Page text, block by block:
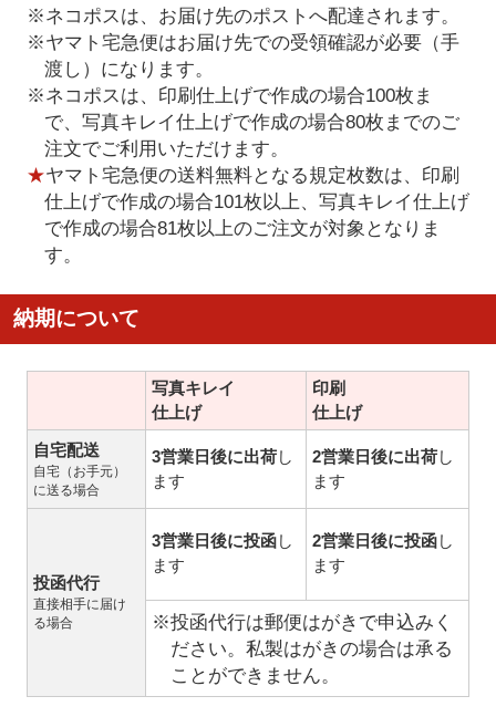
※ネコポスは、お届け先のポストへ配達されます。
※ヤマト宅急便はお届け先での受領確認が必要（手
渡し）になります。
※ネコポスは、印刷仕上げで作成の場合100枚ま
で、写真キレイ仕上げで作成の場合80枚までのご
注文でご利用いただけます。
★ヤマト宅急便の送料無料となる規定枚数は、印刷
仕上げで作成の場合101枚以上、写真キレイ仕上げ
で作成の場合81枚以上のご注文が対象となりま
す。
納期について
写真キレイ
仕上げ
印刷
仕上げ
自宅配送
自宅（お手元）
に送る場合
3営業日後に出荷し
ます
2営業日後に出荷し
ます
投函代行
直接相手に届け
る場合
3営業日後に投函し
ます
2営業日後に投函し
ます
※投函代行は郵便はがきで申込みく
ださい。私製はがきの場合は承る
ことができません。